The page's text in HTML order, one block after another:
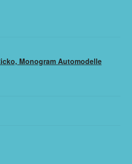
Monogram Automodelle